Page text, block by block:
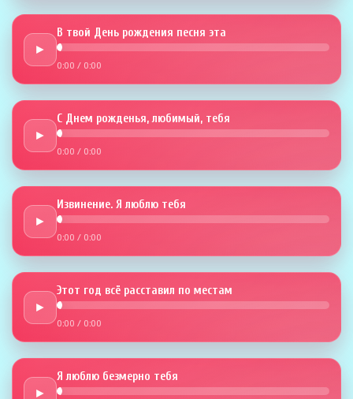
►
В твой День рождения песня эта
0:00 / 0:00
►
С Днем рожденья, любимый, тебя
0:00 / 0:00
►
Извинение. Я люблю тебя
0:00 / 0:00
►
Этот год всё расставил по местам
0:00 / 0:00
►
Я люблю безмерно тебя